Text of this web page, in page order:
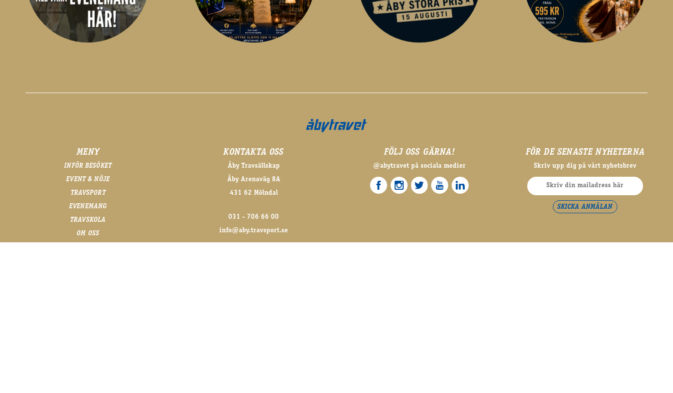
MENY
INFÖR BESÖKET
EVENT & NÖJE
TRAVSPORT
EVENEMANG
TRAVSKOLA
OM OSS
KONTAKTA OSS
Åby Travsällskap
Åby Arenaväg 8A
431 62 Mölndal
031 - 706 66 00
info@aby.travsport.se
FÖLJ OSS GÄRNA!
@abytravet på sociala medier
FÖR DE SENASTE NYHETERNA
Skriv upp dig på vårt nyhetsbrev
SKICKA ANMÄLAN